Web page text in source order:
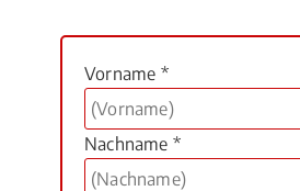
Vorname *
Nachname *